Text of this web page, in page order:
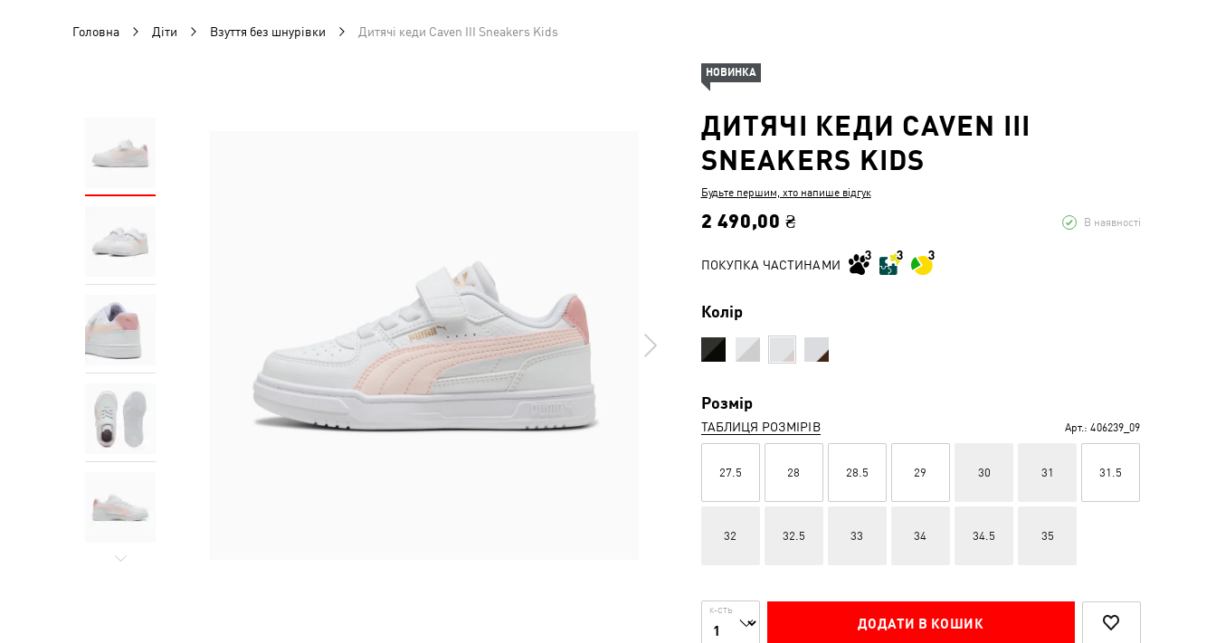
Головна Діти Взуття без шнурівки Дитячі кеди Caven III Sneakers Kids
ДИТЯЧІ КЕДИ CAVEN III
SNEAKERS KIDS
Будьте першим, хто напише відгук
2 490,00 ₴ В наявності
ПОКУПКА ЧАСТИНАМИ
Колір
Розмір
ТАБЛИЦЯ РОЗМІРІВ Арт.: 406239_09
27.5 28 28.5 29 30 31 31.5
32 32.5 33 34 34.5 35
К-СТЬ
ДОДАТИ В КОШИК
НОВИНКА